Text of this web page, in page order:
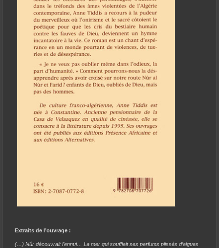
Extraits de l’ouvrage :
(…) Nûr découvrait l’ennui… La mer qui soufflait ses parfums plissés d’algues